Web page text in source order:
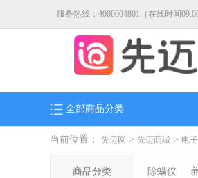
服务热线：4000004801（在线时间
全部商品分类
当前位置： 先迈网 > 先迈商城 > 电
商品分类 除螨仪